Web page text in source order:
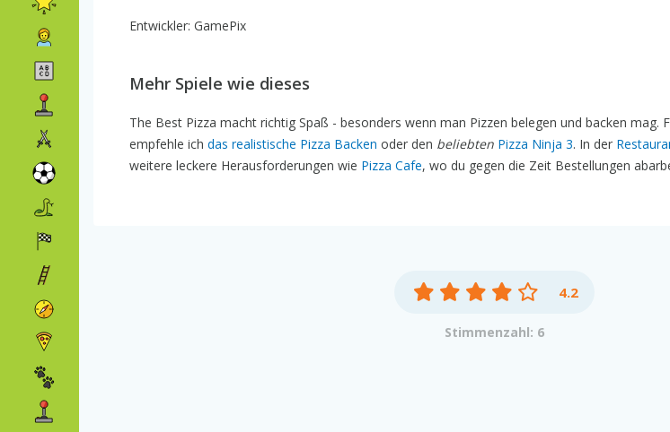
Entwickler: GamePix
Mehr Spiele wie dieses
The Best Pizza macht richtig Spaß - besonders wenn man Pizzen belegen und backen mag.
empfehle ich das realistische Pizza Backen oder den beliebten Pizza Ninja 3. In der
weitere leckere Herausforderungen wie Pizza Cafe, wo du gegen die Zeit Bestellungen
4.2
Stimmenzahl: 6